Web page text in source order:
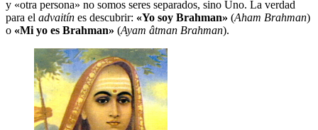
y «otra persona» no somos seres separados, sino Uno. La verdad
para el advaitín es descubrir: «Yo soy Brahman» (Aham Brahman)
o «Mi yo es Brahman» (Ayam âtman Brahman).